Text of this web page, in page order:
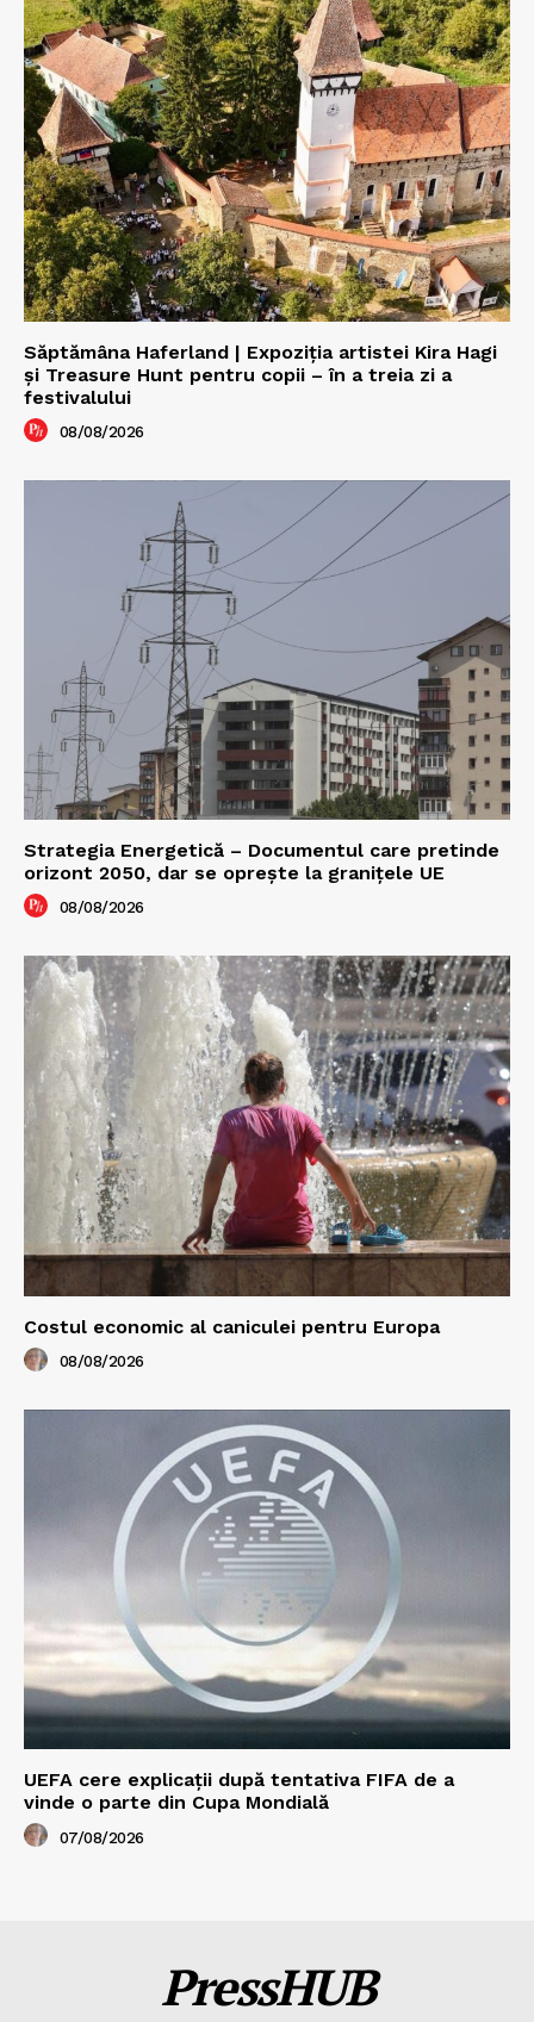
Săptămâna Haferland | Expoziţia artistei Kira Hagi
şi Treasure Hunt pentru copii – în a treia zi a
festivalului
08/08/2026
Strategia Energetică – Documentul care pretinde
orizont 2050, dar se oprește la granițele UE
08/08/2026
Costul economic al caniculei pentru Europa
08/08/2026
UEFA cere explicații după tentativa FIFA de a
vinde o parte din Cupa Mondială
07/08/2026
PressHUB